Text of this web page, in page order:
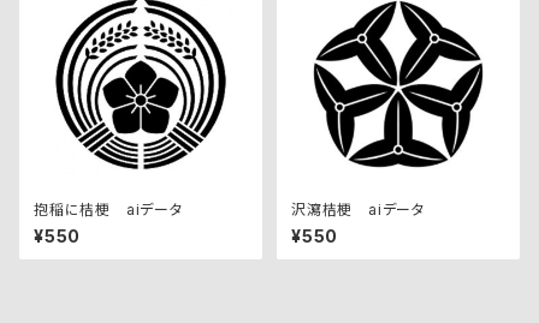
抱稲に桔梗 aiデータ
¥550
沢瀉桔梗 aiデータ
¥550